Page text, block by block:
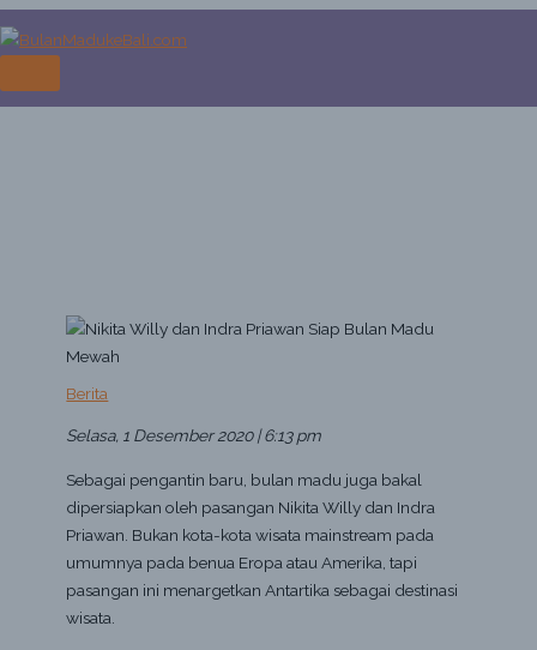
to
Nikita Willy dan Indra Priawan
Siap Bulan Madu Mewah ke
Berita
Selasa, 1 Desember 2020 | 6:13 pm
Sebagai pengantin baru, bulan madu juga bakal
dipersiapkan oleh pasangan Nikita Willy dan Indra
Priawan. Bukan kota-kota wisata mainstream pada
umumnya pada benua Eropa atau Amerika, tapi
pasangan ini menargetkan Antartika sebagai destinasi
wisata.